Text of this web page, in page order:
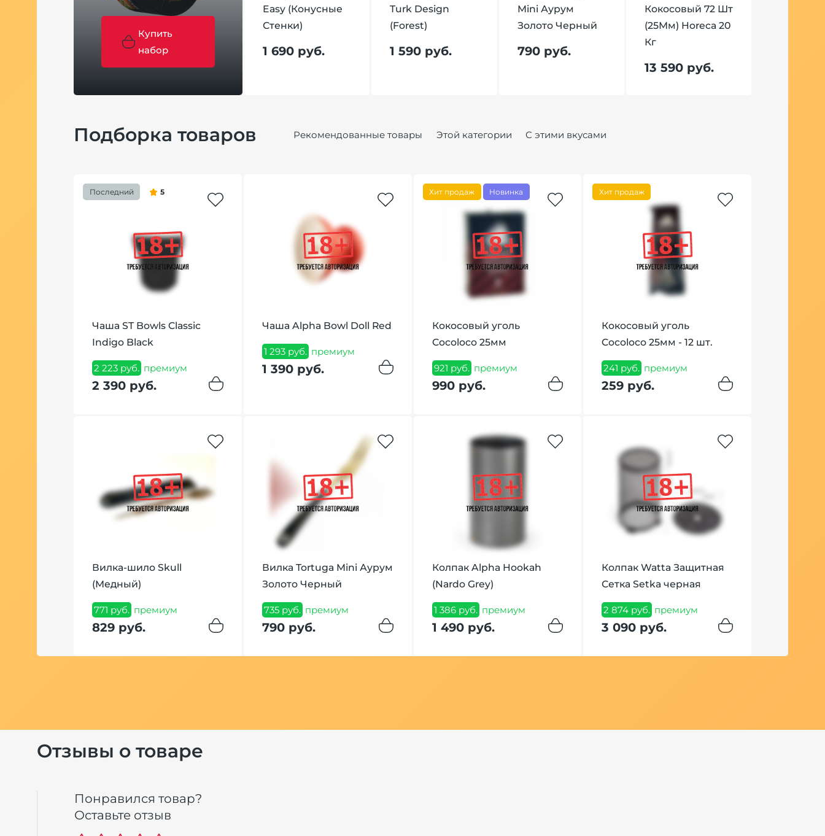
Купить
набор
Easy (Конусные
Стенки)
1 690 руб.
Turk Design
(Forest)
1 590 руб.
Mini Аурум
Золото Черный
790 руб.
Кокосовый 72 Шт
(25Мм) Horeca 20
Кг
13 590 руб.
Подборка товаров Рекомендованные товары Этой категории С этими вкусами
Последний 5
Чаша ST Bowls Classic
Indigo Black
2 223 руб. премиум
2 390 руб.
Чаша Alpha Bowl Doll Red
1 293 руб. премиум
1 390 руб.
Хит продаж Новинка
Кокосовый уголь
Cocoloco 25мм
921 руб. премиум
990 руб.
Хит продаж
Кокосовый уголь
Cocoloco 25мм - 12 шт.
241 руб. премиум
259 руб.
Вилка-шило Skull
(Медный)
771 руб. премиум
829 руб.
Вилка Tortuga Mini Аурум
Золото Черный
735 руб. премиум
790 руб.
Колпак Alpha Hookah
(Nardo Grey)
1 386 руб. премиум
1 490 руб.
Колпак Watta Защитная
Сетка Setka черная
2 874 руб. премиум
3 090 руб.
Отзывы о товаре
Понравился товар?
Оставьте отзыв